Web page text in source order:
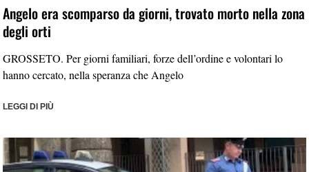
Angelo era scomparso da giorni, trovato morto nella zona
degli orti
GROSSETO. Per giorni familiari, forze dell’ordine e volontari lo
hanno cercato, nella speranza che Angelo
LEGGI DI PIÙ